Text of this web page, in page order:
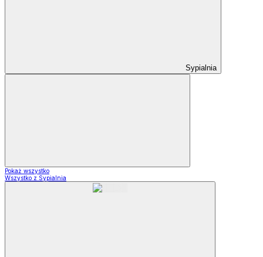
Sypialnia
Pokaż wszystko
Wszystko z Sypialnia